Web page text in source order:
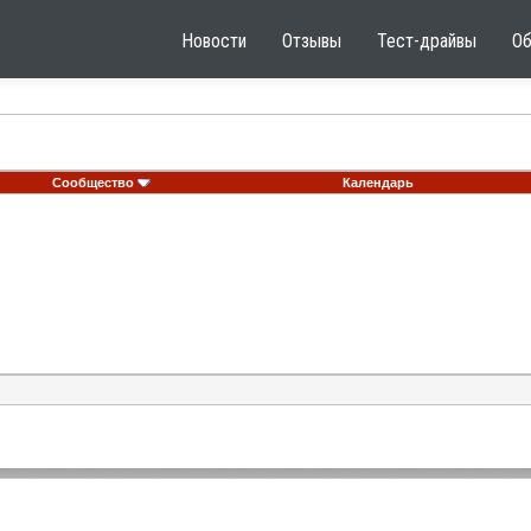
Новости Отзывы Тест-драйвы
Сообщество Календарь